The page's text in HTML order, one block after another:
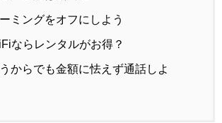
ミングをオフにしよう
ならレンタルがお得？
からでも金額に怯えず通話しよ